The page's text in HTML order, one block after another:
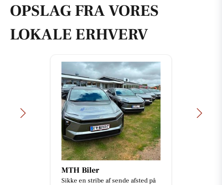
OPSLAG FRA VORES
LOKALE ERHVERV
MTH Biler
Sikke en stribe af sende afsted på